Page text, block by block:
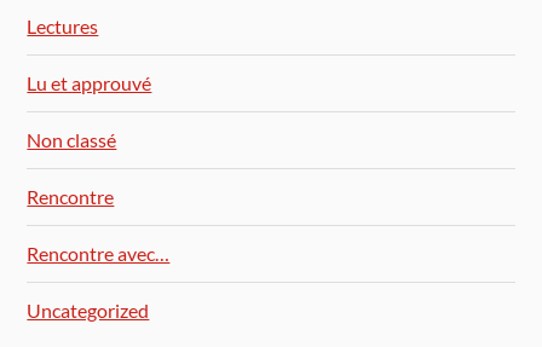
Lectures
Lu et approuvé
Non classé
Rencontre
Rencontre avec…
Uncategorized